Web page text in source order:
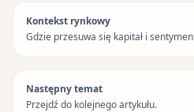
Kontekst rynkowy
Gdzie przesuwa się kapitał i
Następny temat
Przejdź do kolejnego artykułu.